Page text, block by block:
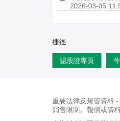
2026-03-05
捷徑
認股證專頁
重要法律及規管資料 -
銷售限制。報價或資